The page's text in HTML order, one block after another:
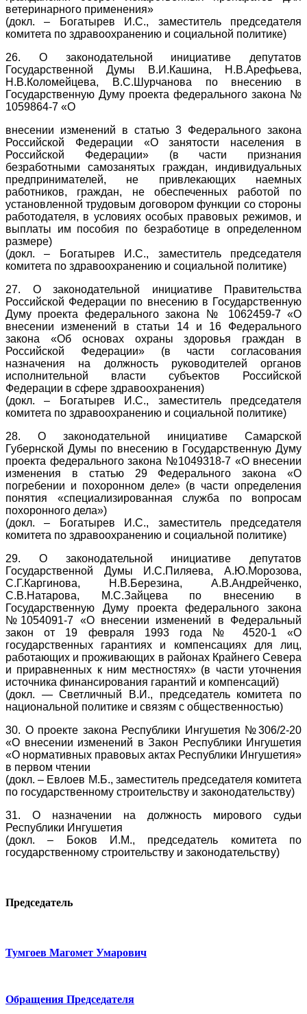
ветеринарного применения»
(докл. – Богатырев И.С., заместитель председателя
комитета по здравоохранению и социальной политике)
26. О законодательной инициативе депутатов
Государственной Думы В.И.Кашина, Н.В.Арефьева,
Н.В.Коломейцева, В.С.Шурчанова по внесению в
Государственную Думу проекта федерального закона №
1059864-7 «О
внесении изменений в статью 3 Федерального закона
Российской Федерации «О занятости населения в
Российской Федерации» (в части признания
безработными самозанятых граждан, индивидуальных
предпринимателей, не привлекающих наемных
работников, граждан, не обеспеченных работой по
установленной трудовым договором функции со стороны
работодателя, в условиях особых правовых режимов, и
выплаты им пособия по безработице в определенном
размере)
(докл. – Богатырев И.С., заместитель председателя
комитета по здравоохранению и социальной политике)
27. О законодательной инициативе Правительства
Российской Федерации по внесению в Государственную
Думу проекта федерального закона № 1062459-7 «О
внесении изменений в статьи 14 и 16 Федерального
закона «Об основах охраны здоровья граждан в
Российской Федерации» (в части согласования
назначения на должность руководителей органов
исполнительной власти субъектов Российской
Федерации в сфере здравоохранения)
(докл. – Богатырев И.С., заместитель председателя
комитета по здравоохранению и социальной политике)
28. О законодательной инициативе Самарской
Губернской Думы по внесению в Государственную Думу
проекта федерального закона №1049318-7 «О внесении
изменения в статью 29 Федерального закона «О
погребении и похоронном деле» (в части определения
понятия «специализированная служба по вопросам
похоронного дела»)
(докл. – Богатырев И.С., заместитель председателя
комитета по здравоохранению и социальной политике)
29. О законодательной инициативе депутатов
Государственной Думы И.С.Пиляева, А.Ю.Морозова,
С.Г.Каргинова, Н.В.Березина, А.В.Андрейченко,
С.В.Натарова, М.С.Зайцева по внесению в
Государственную Думу проекта федерального закона
№1054091-7 «О внесении изменений в Федеральный
закон от 19 февраля 1993 года № 4520-1 «О
государственных гарантиях и компенсациях для лиц,
работающих и проживающих в районах Крайнего Севера
и приравненных к ним местностях» (в части уточнения
источника финансирования гарантий и компенсаций)
(докл. — Светличный В.И., председатель комитета по
национальной политике и связям с общественностью)
30. О проекте закона Республики Ингушетия №306/2-20
«О внесении изменений в Закон Республики Ингушетия
«О нормативных правовых актах Республики Ингушетия»
в первом чтении
(докл. – Евлоев М.Б., заместитель председателя комитета
по государственному строительству и законодательству)
31. О назначении на должность мирового судьи
Республики Ингушетия
(докл. – Боков И.М., председатель комитета по
государственному строительству и законодательству)
Председатель
Тумгоев Магомет Умарович
Обращения Председателя